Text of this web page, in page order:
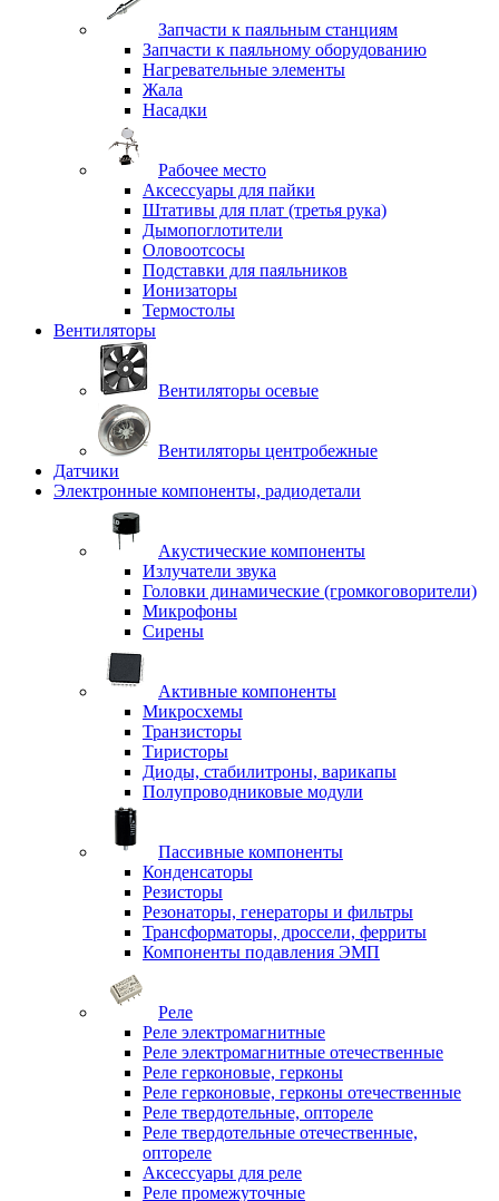
Запчасти к паяльным станциям
Запчасти к паяльному оборудованию
Нагревательные элементы
Жала
Насадки
Рабочее место
Аксессуары для пайки
Штативы для плат (третья рука)
Дымопоглотители
Оловоотсосы
Подставки для паяльников
Ионизаторы
Термостолы
Вентиляторы
Вентиляторы осевые
Вентиляторы центробежные
Датчики
Электронные компоненты, радиодетали
Акустические компоненты
Излучатели звука
Головки динамические (громкоговорители)
Микрофоны
Сирены
Активные компоненты
Микросхемы
Транзисторы
Тиристоры
Диоды, стабилитроны, варикапы
Полупроводниковые модули
Пассивные компоненты
Конденсаторы
Резисторы
Резонаторы, генераторы и фильтры
Трансформаторы, дроссели, ферриты
Компоненты подавления ЭМП
Реле
Реле электромагнитные
Реле электромагнитные отечественные
Реле герконовые, герконы
Реле герконовые, герконы отечественные
Реле твердотельные, оптореле
Реле твердотельные отечественные,
оптореле
Аксессуары для реле
Реле промежуточные